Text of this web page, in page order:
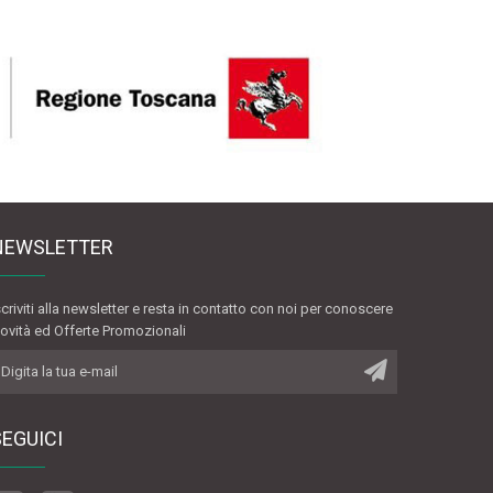
alla newsletter e resta in contatto con noi per conoscere
ed Offerte Promozionali